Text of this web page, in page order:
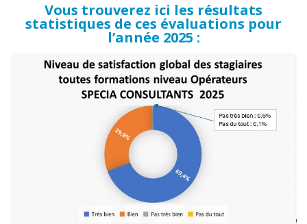
Vous trouverez ici les résultats
statistiques de ces évaluations pour
l’année 2025 :